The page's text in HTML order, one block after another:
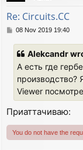
Re: Circuits.CC
P08 Nov 2019 19:40
Alekcandr
А есть где
производство?
Viewer
Приаттачиваю:
You do not have the